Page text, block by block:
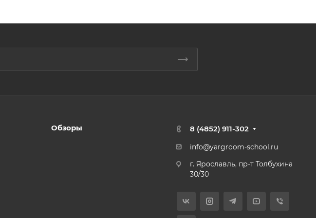
Обзоры 8 (4852) 911-302
info@yargroom-school.ru
г. Ярославль, пр-т Толбухина
30/30